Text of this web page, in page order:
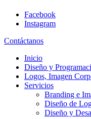
Facebook
Instagram
Contáctanos
Inicio
Diseño y
Logos, Imagen
Servicios
Branding e
Diseño de
Diseño y